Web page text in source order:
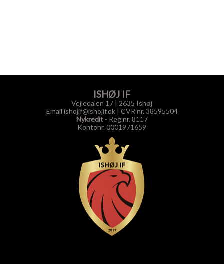
ISHØJ IF
Vejledalen 17 | 2635 Ishøj
Email ishojif@ishojif.dk | CVR nr. 38595504
Nykredit- Reg.nr. 8117
Kontonr. 0001971659